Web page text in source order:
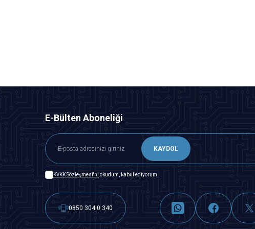
E-Bülten Aboneliği
KAYDOL
KVKK Sözleşmesi'ni okudum, kabul ediyorum.
0850 304 0 340